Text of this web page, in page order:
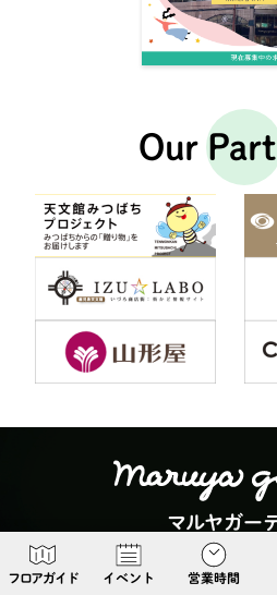
フロアガイド イベント 営業時間
Our
マルヤガー
〒892-0826 鹿児島県鹿